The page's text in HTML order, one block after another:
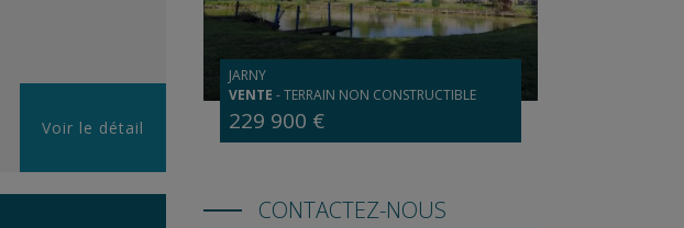
Voir le détail
JARNY
VENTE -TERRAIN NON CONSTRUCTIBLE
229 900 €
CONTACTEZ-NOUS